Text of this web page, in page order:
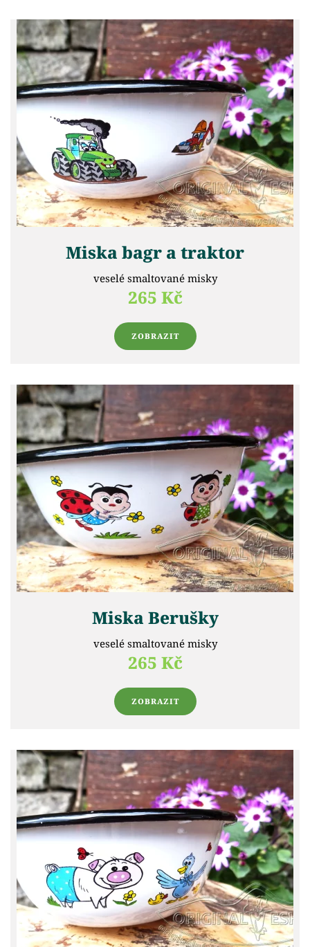
Miska bagr a traktor
veselé smaltované misky
265 Kč
ZOBRAZIT
Miska Berušky
veselé smaltované misky
265 Kč
ZOBRAZIT